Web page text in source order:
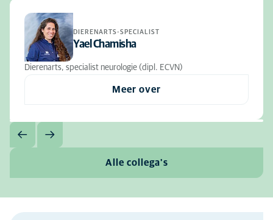
DIERENARTS-SPECIALIST
Yael Chamisha
Dierenarts, specialist neurologie (dipl. ECVN)
Meer over
Alle collega's